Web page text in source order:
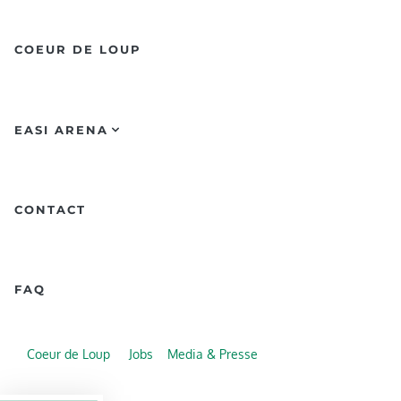
COEUR DE LOUP
EASI ARENA
CONTACT
FAQ
Coeur de Loup Jobs Media & Presse